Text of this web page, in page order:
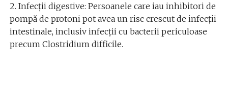
2. Infecții digestive: Persoanele care iau inhibitori de
pompă de protoni pot avea un risc crescut de infecții
intestinale, inclusiv infecții cu bacterii periculoase
precum Clostridium difficile.